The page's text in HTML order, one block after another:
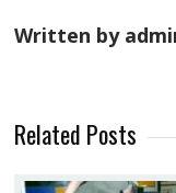
Written by
Related Posts